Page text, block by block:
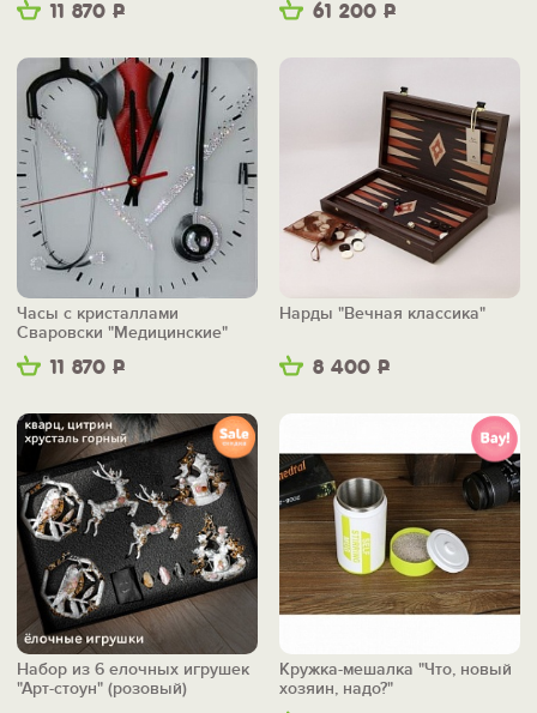
11 870 Р
61 200 Р
11 870 Р
Часы с кристаллами
Сваровски "Медицинские"
8 400 Р
Нарды "Вечная классика"
Набор из 6 елочных игрушек
"Арт-стоун" (розовый)
Кружка-мешалка "Что, новый
хозяин, надо?"